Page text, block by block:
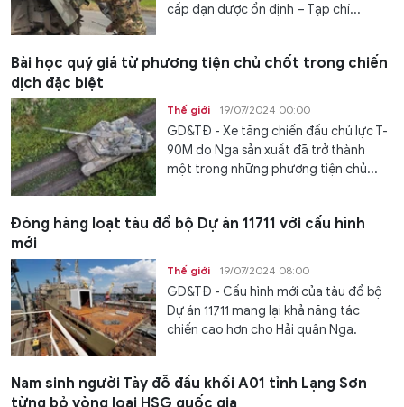
cấp đạn dược ổn định – Tạp chí...
Bài học quý giá từ phương tiện chủ chốt trong chiến
dịch đặc biệt
Thế giới 19/07/2024 00:00
GD&TĐ - Xe tăng chiến đấu chủ lực T-
90M do Nga sản xuất đã trở thành
một trong những phương tiện chủ...
Đóng hàng loạt tàu đổ bộ Dự án 11711 với cấu hình
mới
Thế giới 19/07/2024 08:00
GD&TĐ - Cấu hình mới của tàu đổ bộ
Dự án 11711 mang lại khả năng tác
chiến cao hơn cho Hải quân Nga.
Nam sinh người Tày đỗ đầu khối A01 tỉnh Lạng Sơn